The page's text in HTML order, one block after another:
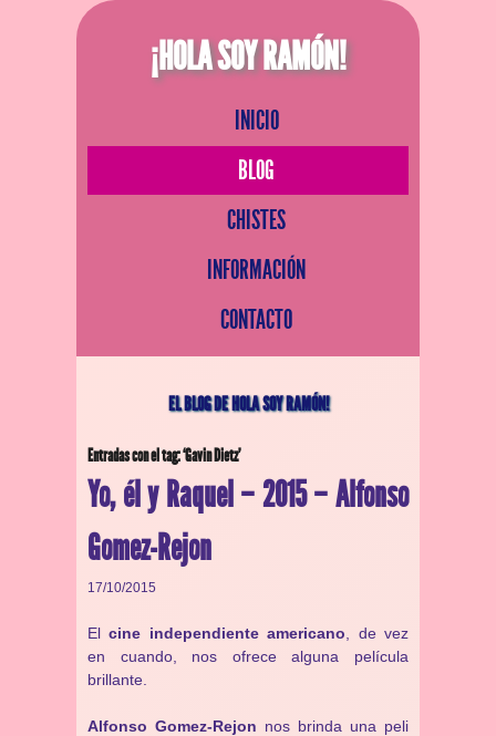
¡HOLA SOY RAMÓN!
INICIO
BLOG
CHISTES
INFORMACIÓN
CONTACTO
EL BLOG DE HOLA SOY RAMÓN!
Entradas con el tag: ‘Gavin Dietz’
Yo, él y Raquel – 2015 – Alfonso
Gomez-Rejon
17/10/2015
El cine independiente americano , de vez
en cuando, nos ofrece alguna película
brillante.
Alfonso Gomez-Rejon nos brinda una peli